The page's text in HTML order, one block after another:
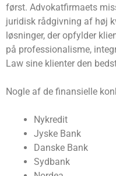
først. Advokatfirmaets
juridisk rådgivning af høj
løsninger, der opfylder
på professionalisme,
Law sine klienter den
Nogle af de finansielle
Nykredit
Jyske Bank
Danske Bank
Sydbank